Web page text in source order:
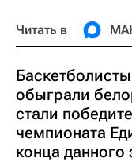
Читать в
обыграли
стали
чемпионата
конца данного